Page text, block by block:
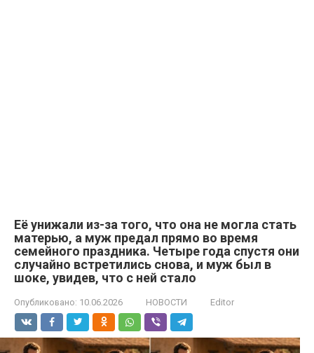
Её унижали из-за того, что она не могла стать
матерью, а муж предал прямо во время
семейного праздника. Четыре года спустя они
случайно встретились снова, и муж был в
шоке, увидев, что с ней стало
Опубликовано: 10.06.2026 НОВОСТИ Editor